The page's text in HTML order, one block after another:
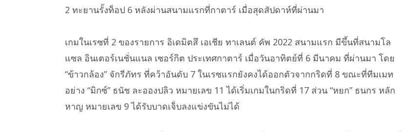
2 ทะยานรั้งท็อป 6 หลังผ่านสนามแรกที่กาตาร์ เมื่อสุดสัปดาห์ที่ผ่านมา
เกมในเรซที่ 2 ของรายการ อิเดมิตสึ เอเชีย ทาเลนต์ คัพ 2022 สนามแรก มีขึ้นที่สนามโล
แซล อินเตอร์เนชั่นแนล เซอร์กิต ประเทศกาตาร์ เมื่อวันอาทิตย์ที่ 6 มีนาคม ที่ผ่านมา โดย
“ข้าวกล้อง” จักรีภัทร ที่คว้าอันดับ 7 ในเรซแรกยังคงได้ออกตัวจากกริดที่ 8 ขณะที่ทีมเมท
อย่าง “มิกซ์” ธนัช ละอองปลิว หมายเลข 11 ได้เริ่มเกมในกริดที่ 17 ส่วน “หยก” ธนกร หลัก
หาญ หมายเลข 9 ได้รับบาดเจ็บลงแข่งขันไม่ได้